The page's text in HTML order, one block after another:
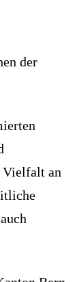
der
Vielfalt an